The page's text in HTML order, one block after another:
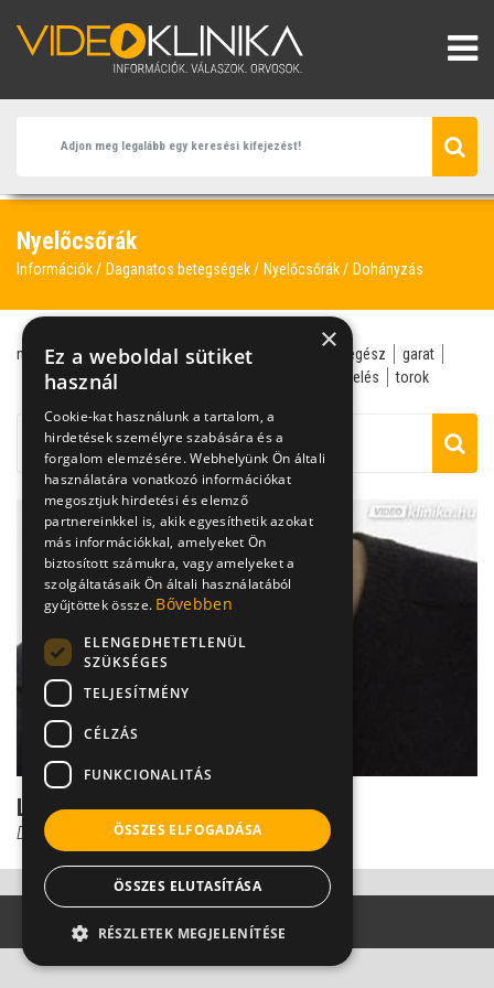
Nyelőcsőrák
Információk Daganatos betegségek Nyelőcsőrák Dohányzás
nyelőcsőrák ázsiai konyha dohányzás fül-orr-gégész
garat
gégerák
kemoterápia sugárkezelés torok
Lehet-e refluxtól rákos?
Dr. Helfferich Frigyes
×
Ez a weboldal sütiket
használ
Cookie-kat használunk a tartalom, a
hirdetések személyre szabására és a
forgalom elemzésére. Webhelyünk Ön általi
használatára vonatkozó információkat
megosztjuk hirdetési és elemző
partnereinkkel is, akik egyesíthetik azokat
más információkkal, amelyeket Ön
biztosított számukra, vagy amelyeket a
szolgáltatásaik Ön általi használatából
gyűjtöttek össze. Bővebben
ELENGEDHETETLENÜL
SZÜKSÉGES
TELJESÍTMÉNY
CÉLZÁS
FUNKCIONALITÁS
ÖSSZES ELFOGADÁSA
ÖSSZES ELUTASÍTÁSA
RÉSZLETEK MEGJELENÍTÉSE